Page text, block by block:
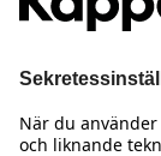
Behöver du